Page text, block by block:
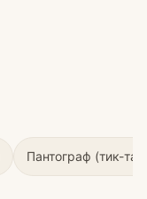
Пантограф (тик-